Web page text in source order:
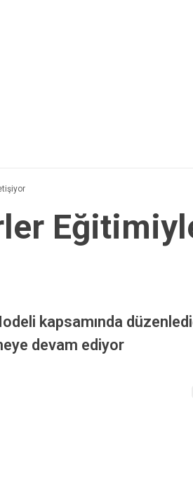
kapsamında
devam ediyor